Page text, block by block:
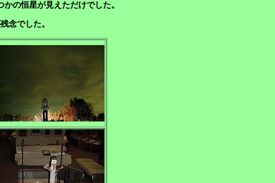
の恒星が見えただけでした。
念でした。